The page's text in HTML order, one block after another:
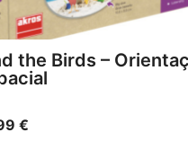
the Birds –
€